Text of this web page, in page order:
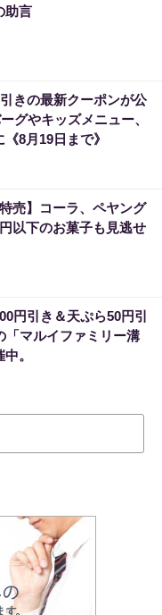
助言
きの最新クーポンが公
グやキッズメニュー、
8月19日まで》
売】コーラ、ペヤング
以下のお菓子も見逃せ
円引き＆天ぷら50円引
「マルイファミリー溝
。